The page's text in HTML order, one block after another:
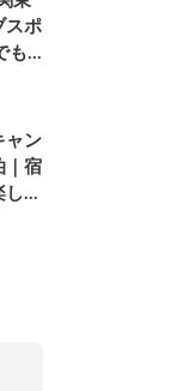
スポ
も
ャン
｜宿
む